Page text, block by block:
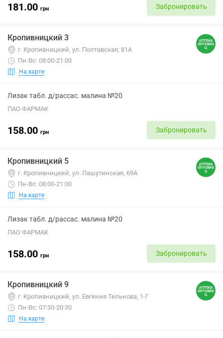
181.00 грн Забронировать
Кропивницкий 3
г. Кропивницкий, ул. Полтавская, 81А
Пн-Вс: 08:00-21:00
На карте
Лизак табл. д/рассас. малина №20
ПАО ФАРМАК
158.00 грн Забронировать
Кропивницкий 5
г. Кропивницкий, ул. Пашутинская, 69А
Пн-Вс: 08:00-21:00
На карте
Лизак табл. д/рассас. малина №20
ПАО ФАРМАК
158.00 грн Забронировать
Кропивницкий 9
г. Кропивницкий, ул. Евгения Тельнова, 1-Г
Пн-Вс: 07:30-20:30
На карте